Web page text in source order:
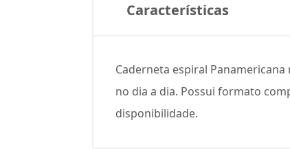
Características
Caderneta espiral
no dia a dia. Possui formato
disponibilidade.